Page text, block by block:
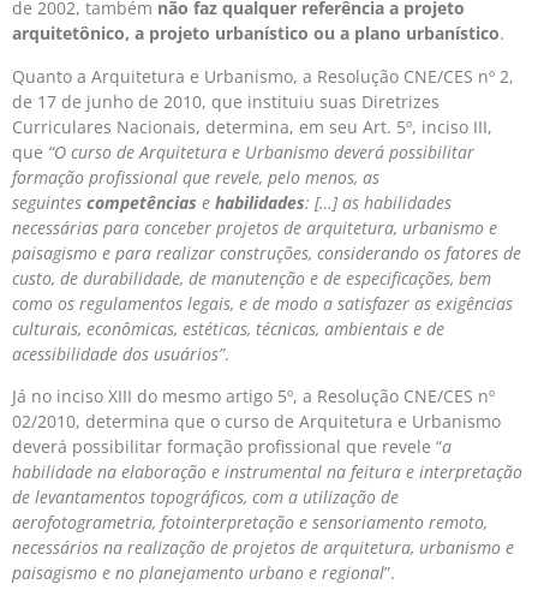
de 2002, também não faz qualquer referência a projeto
arquitetônico, a projeto urbanístico ou a plano urbanístico.
Quanto a Arquitetura e Urbanismo, a Resolução CNE/CES nº 2,
de 17 de junho de 2010, que instituiu suas Diretrizes
Curriculares Nacionais, determina, em seu Art. 5º, inciso III,
que “O curso de Arquitetura e Urbanismo deverá possibilitar
formação profissional que revele, pelo menos, as
seguintes competências e habilidades: […] as habilidades
necessárias para conceber projetos de arquitetura, urbanismo e
paisagismo e para realizar construções, considerando os fatores de
custo, de durabilidade, de manutenção e de especificações, bem
como os regulamentos legais, e de modo a satisfazer as exigências
culturais, econômicas, estéticas, técnicas, ambientais e de
acessibilidade dos usuários”.
Já no inciso XIII do mesmo artigo 5º, a Resolução CNE/CES nº
02/2010, determina que o curso de Arquitetura e Urbanismo
deverá possibilitar formação profissional que revele “a
habilidade na elaboração e instrumental na feitura e interpretação
de levantamentos topográficos, com a utilização de
aerofotogrametria, fotointerpretação e sensoriamento remoto,
necessários na realização de projetos de arquitetura, urbanismo e
paisagismo e no planejamento urbano e regional”.